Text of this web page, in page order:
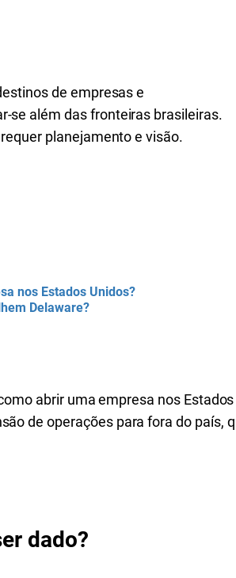
de empresas e
se além das fronteiras brasileiras.
planejamento e visão.
nos Estados Unidos?
Delaware?
abrir uma empresa nos
de operações para fora do país,
dado?